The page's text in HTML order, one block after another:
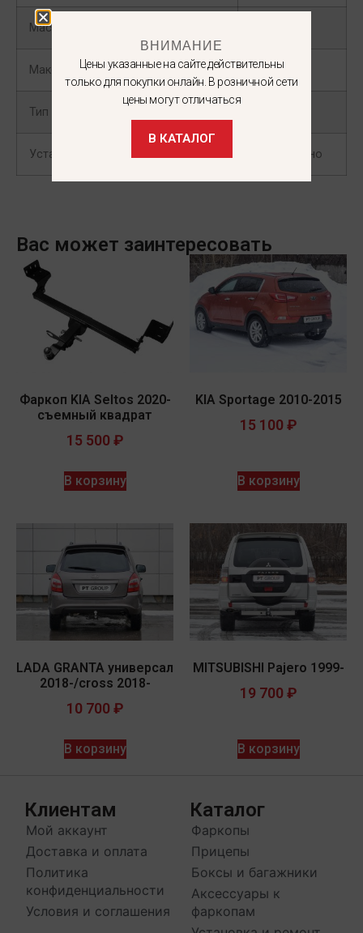
Масса груза
Максимальная нагрузка на шар 75
Тип кузова
Установка коннектора Обязательно
Вас может заинтересовать
Фаркоп KIA Seltos 2020-
съемный квадрат
15 500 ₽
В корзину
KIA Sportage 2010-2015
15 100 ₽
В корзину
LADA GRANTA универсал
2018-/cross 2018-
10 700 ₽
В корзину
MITSUBISHI Pajero 1999-
19 700 ₽
В корзину
Клиентам
Мой аккаунт
Доставка и оплата
Политика
конфиденциальности
Условия и соглашения
Каталог
Фаркопы
Прицепы
Боксы и багажники
Аксессуары к
фаркопам
ВНИМАНИЕ
Цены указанные на сайте действительны
только для покупки онлайн. В розничной сети
цены могут отличаться
В КАТАЛОГ